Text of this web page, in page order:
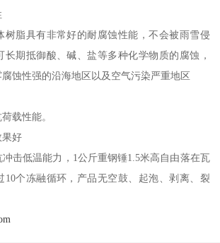
树脂具有非常好的耐腐蚀性能，不会被雨雪侵
长期抵御酸、碱、盐等多种化学物质的腐蚀，
蚀性强的沿海地区以及空气污染严重地区
载性能。
果好
击低温能力，1公斤重钢锤1.5米高自由落在瓦
10个冻融循环，产品无空鼓、起泡、剥离、裂